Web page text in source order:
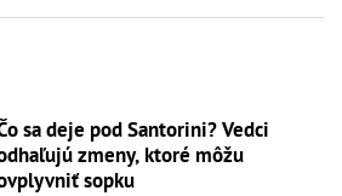
sa deje pod Santorini? Vedci
zmeny, ktoré môžu
sopku